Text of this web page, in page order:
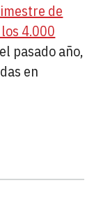
de
4.000
pasado año,
en